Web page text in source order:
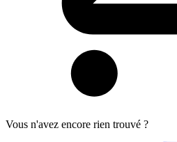
Vous n'avez encore rien trouvé ?